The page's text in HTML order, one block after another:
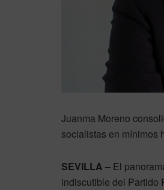
Juanma Moreno
socialistas en mínimos
SEVILLA – El
indiscutible del Partido